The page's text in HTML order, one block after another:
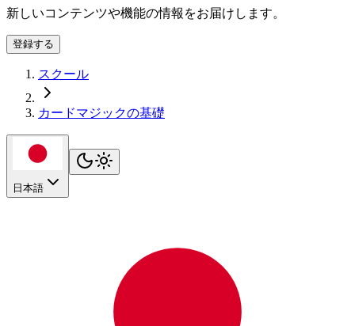
新しいコンテンツや機能の情報をお届けします。
登録する
スクール
カードマジックの基礎
日本語